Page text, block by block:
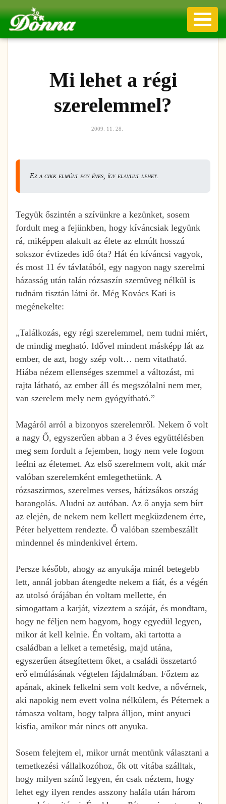
Mi lehet a régi
szerelemmel?
2009. 11. 28.
Ez a cikk elmúlt egy éves, így elavult lehet.
Tegyük őszintén a szívünkre a kezünket, sosem
fordult meg a fejünkben, hogy kíváncsiak legyünk
rá, miképpen alakult az élete az elmúlt hosszú
sokszor évtizedes idő óta? Hát én kíváncsi vagyok,
és most 11 év távlatából, egy nagyon nagy szerelmi
házasság után talán rózsaszín szemüveg nélkül is
tudnám tisztán látni őt. Még Kovács Kati is
megénekelte:
„Találkozás, egy régi szerelemmel, nem tudni miért,
de mindig megható. Idővel mindent másképp lát az
ember, de azt, hogy szép volt… nem vitatható.
Hiába nézem ellenséges szemmel a változást, mi
rajta látható, az ember áll és megszólalni nem mer,
van szerelem mely nem gyógyítható.”
Magáról arról a bizonyos szerelemről. Nekem ő volt
a nagy Ő, egyszerűen abban a 3 éves együttélésben
meg sem fordult a fejemben, hogy nem vele fogom
leélni az életemet. Az első szerelmem volt, akit már
valóban szerelemként emlegethetünk. A
rózsaszirmos, szerelmes verses, hátizsákos ország
barangolás. Aludni az autóban. Az ő anyja sem bírt
az elején, de nekem nem kellett megküzdenem érte,
Péter helyettem rendezte. Ő valóban szembeszállt
mindennel és mindenkivel értem.
Persze később, ahogy az anyukája minél betegebb
lett, annál jobban átengedte nekem a fiát, és a végén
az utolsó órájában én voltam mellette, én
simogattam a karját, vizeztem a száját, és mondtam,
hogy ne féljen nem hagyom, hogy egyedül legyen,
mikor át kell kelnie. Én voltam, aki tartotta a
családban a lelket a temetésig, majd utána,
egyszerűen átsegítettem őket, a családi összetartó
erő elmúlásának végtelen fájdalmában. Főztem az
apának, akinek felkelni sem volt kedve, a nővérnek,
aki napokig nem evett volna nélkülem, és Péternek a
támasza voltam, hogy talpra álljon, mint anyuci
kisfia, amikor már nincs ott anyuka.
Sosem felejtem el, mikor urnát mentünk választani a
temetkezési vállalkozóhoz, ők ott vitába szálltak,
hogy milyen színű legyen, én csak néztem, hogy
lehet egy ilyen rendes asszony halála után három